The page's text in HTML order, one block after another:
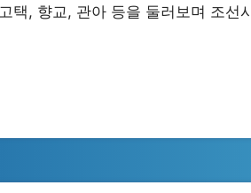
택, 향교, 관아 등을 둘러보며 조선